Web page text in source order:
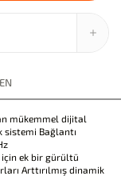
mükemmel dijital
sistemi Bağlantı
için ek bir gürültü
Arttırılmış dinamik